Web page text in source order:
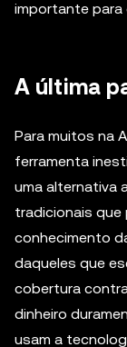
importante para
A última
Para muitos na
ferramenta
uma alternativa
tradicionais que
conhecimento
daqueles que
cobertura
dinheiro
usam a